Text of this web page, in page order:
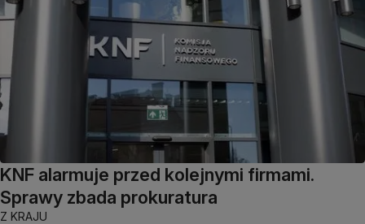
KNF alarmuje przed kolejnymi firmami.
Sprawy zbada prokuratura
Z KRAJU